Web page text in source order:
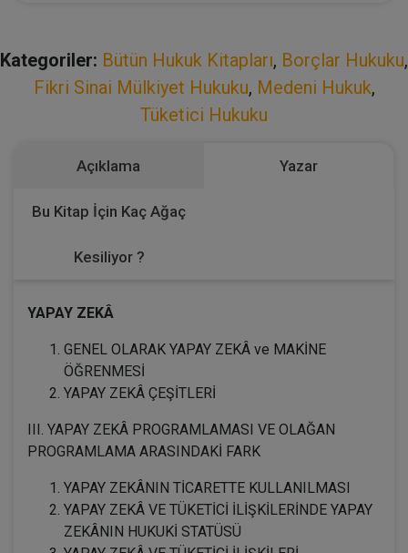
Kategoriler: Bütün Hukuk Kitapları, Borçlar Hukuku,
Fikri Sinai Mülkiyet Hukuku, Medeni Hukuk,
Tüketici Hukuku
Açıklama Yazar
Bu Kitap İçin Kaç Ağaç
Kesiliyor ?
YAPAY ZEKÂ
GENEL OLARAK YAPAY ZEKÂ ve MAKİNE
ÖĞRENMESİ
YAPAY ZEKÂ ÇEŞİTLERİ
III. YAPAY ZEKÂ PROGRAMLAMASI VE OLAĞAN
PROGRAMLAMA ARASINDAKİ FARK
YAPAY ZEKÂNIN TİCARETTE KULLANILMASI
YAPAY ZEKÂ VE TÜKETİCİ İLİŞKİLERİNDE YAPAY
ZEKÂNIN HUKUKİ STATÜSÜ